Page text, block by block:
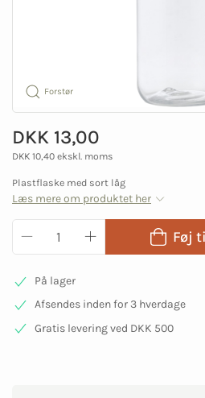
Forstør
DKK 13,00
DKK 10,40 ekskl. moms
Plastflaske med sort låg
Læs mere om produktet her
Føj
På lager
Afsendes inden for 3 hverdage
Gratis levering ved DKK 500